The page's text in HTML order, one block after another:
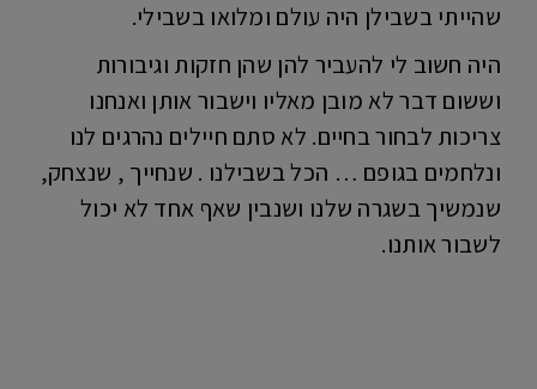
שהייתי בשבילן היה עולם ומלואו בשבילי.
היה חשוב לי להעביר להן שהן חזקות וגיבורות
וששום דבר לא מובן מאליו וישבור אותן ואנחנו
צריכות לבחור בחיים. לא סתם חיילים נהרגים לנו
ונלחמים בגופם … הכל בשבילנו . שנחייך , שנצחק,
שנמשיך בשגרה שלנו ושנבין שאף אחד לא יכול
לשבור אותנו.